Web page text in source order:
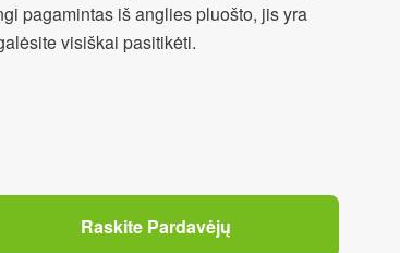
pagamintas iš anglies pluošto, jis yra
visiškai pasitikėti.
Raskite Pardavėjų